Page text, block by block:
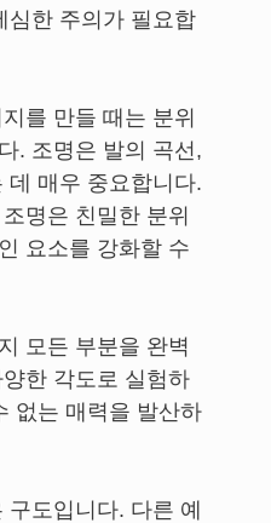
심한 주의가 필요합
를 만들 때는 분위
. 조명은 발의 곡선,
데 매우 중요합니다.
명은 친밀한 분위
요소를 강화할 수
모든 부분을 완벽
한 각도로 실험하
없는 매력을 발산하
도입니다. 다른 예